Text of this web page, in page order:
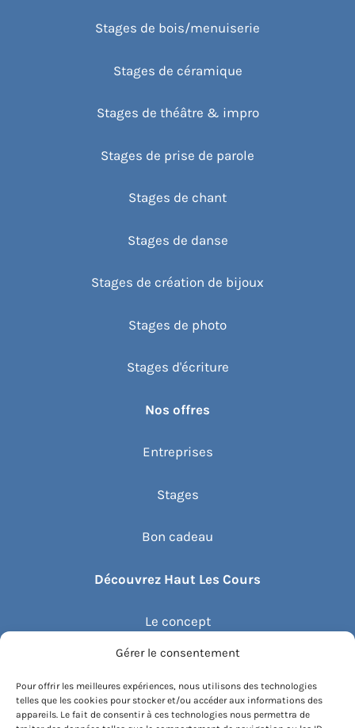
Gérer le consentement
Pour offrir les meilleures expériences, nous utilisons des technologies
telles que les cookies pour stocker et/ou accéder aux informations des
appareils. Le fait de consentir à ces technologies nous permettra de
Stages de bois/menuiserie
Stages de céramique
Stages de théâtre & impro
Stages de prise de parole
Stages de chant
Stages de danse
Stages de création de bijoux
Stages de photo
Stages d'écriture
Nos offres
Entreprises
Stages
Bon cadeau
Découvrez Haut Les Cours
Le concept
Blog